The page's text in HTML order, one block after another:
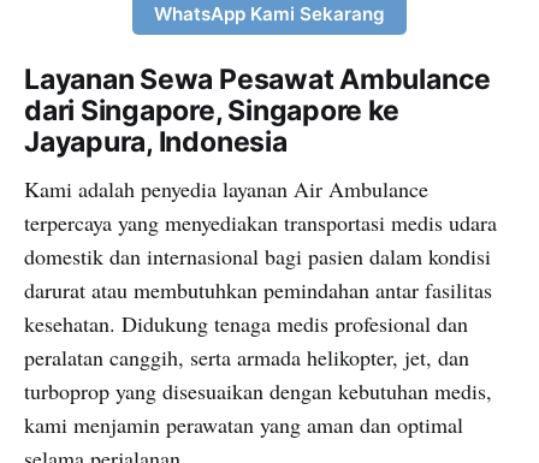
WhatsApp Kami Sekarang
Layanan Sewa Pesawat Ambulance
dari Singapore, Singapore ke
Jayapura, Indonesia
Kami adalah penyedia layanan Air Ambulance
terpercaya yang menyediakan transportasi medis udara
domestik dan internasional bagi pasien dalam kondisi
darurat atau membutuhkan pemindahan antar fasilitas
kesehatan. Didukung tenaga medis profesional dan
peralatan canggih, serta armada helikopter, jet, dan
turboprop yang disesuaikan dengan kebutuhan medis,
kami menjamin perawatan yang aman dan optimal